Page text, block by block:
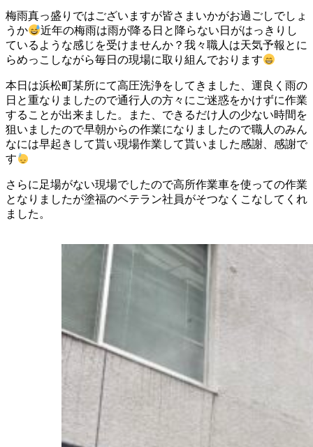
梅雨真っ盛りではございますが皆さまいかがお過ごしでしょ
うか
近年の梅雨は雨が降る日と降らない日がはっきりし
ているような感じを受けませんか？我々職人は天気予報とに
らめっこしながら毎日の現場に取り組んでおります
本日は浜松町某所にて高圧洗浄をしてきました、運良く雨の
日と重なりましたので通行人の方々にご迷惑をかけずに作業
することが出来ました。また、できるだけ人の少ない時間を
狙いましたので早朝からの作業になりましたので職人のみん
なには早起きして貰い現場作業して貰いました感謝、感謝で
す
さらに足場がない現場でしたので高所作業車を使っての作業
となりましたが塗福のベテラン社員がそつなくこなしてくれ
ました。